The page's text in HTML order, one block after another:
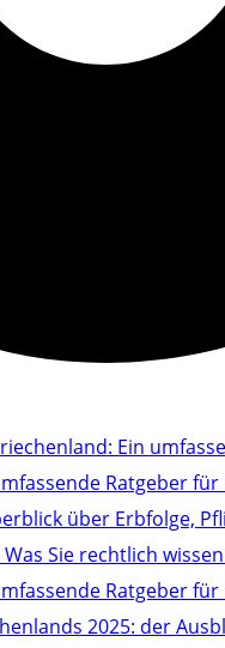
Ein
Ratgeber
über Erbfolge,
Sie rechtlich
Ratgeber
2025: der